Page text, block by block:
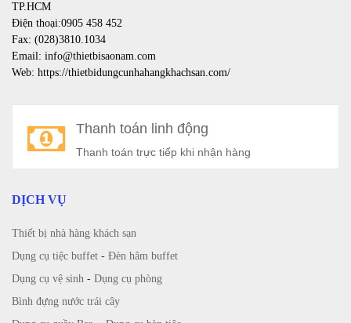
TP.HCM
Điện thoại:0905 458 452
Fax: (028)3810.1034
Email: info@thietbisaonam.com
Web: https://thietbidungcunhahangkhachsan.com/
Thanh toán linh động
Thanh toán trực tiếp khi nhận hàng
DỊCH VỤ
Thiết bị nhà hàng khách sạn
Dụng cụ tiệc buffet - Đèn hâm buffet
Dụng cụ vệ sinh - Dụng cụ phòng
Bình đựng nước trái cây